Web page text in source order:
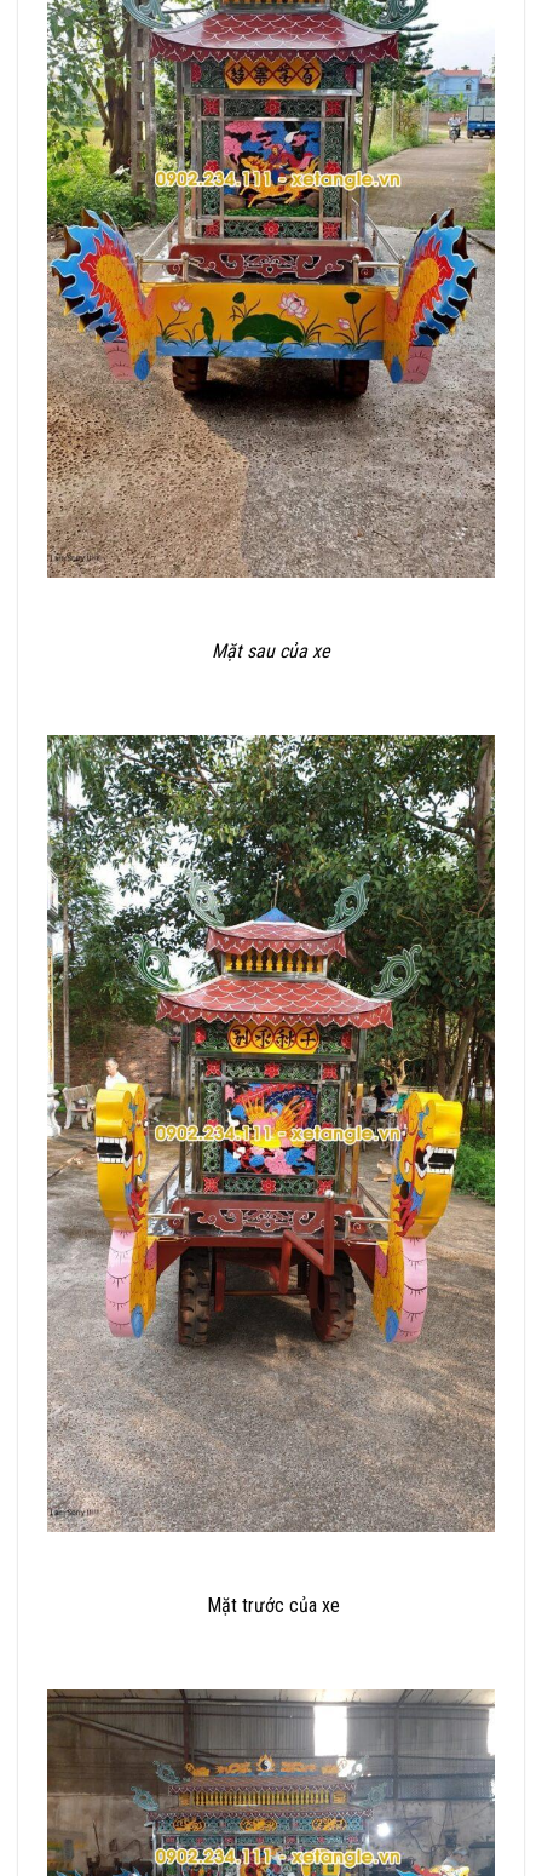
Mặt sau của xe
Mặt trước của xe